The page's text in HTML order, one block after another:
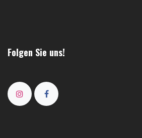
Folgen Sie uns!